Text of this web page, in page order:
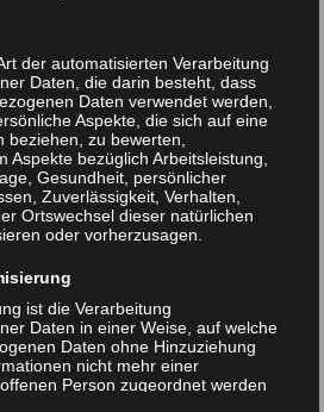
der automatisierten Verarbeitung
Daten, die darin besteht, dass
Daten verwendet werden,
Aspekte, die sich auf eine
beziehen, zu bewerten,
Aspekte bezüglich Arbeitsleistung,
Gesundheit, persönlicher
Zuverlässigkeit, Verhalten,
Ortswechsel dieser natürlichen
oder vorherzusagen.
ist die Verarbeitung
Daten in einer Weise, auf welche
Daten ohne Hinzuziehung
nicht mehr einer
Person zugeordnet werden